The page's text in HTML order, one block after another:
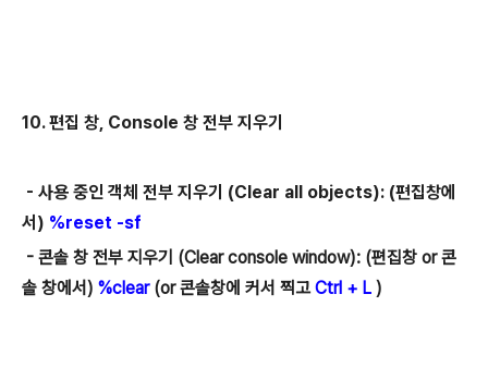
10. 편집 창, Console 창 전부 지우기
- 사용 중인 객체 전부 지우기 (Clear all objects): (편집창에
서) %reset -sf
- 콘솔 창 전부 지우기 (Clear console window): (편집창 or 콘
솔 창에서) %clear(or 콘솔창에 커서 찍고Ctrl + L )